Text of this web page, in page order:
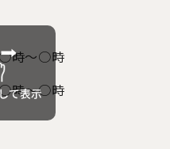
時～○時
～○時